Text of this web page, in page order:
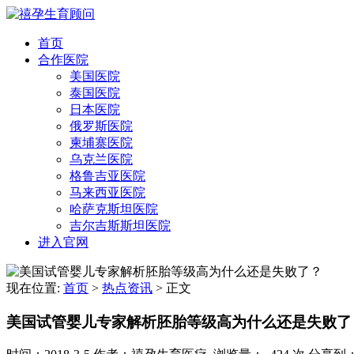
首页
合作医院
美国医院
泰国医院
日本医院
俄罗斯医院
柬埔寨医院
乌克兰医院
格鲁吉亚医院
马来西亚医院
哈萨克斯坦医院
吉尔吉斯斯坦医院
进入官网
现在位置: 首页 > 热点资讯 > 正文
美国试管婴儿专家解析胚胎等级高为什么还是失败